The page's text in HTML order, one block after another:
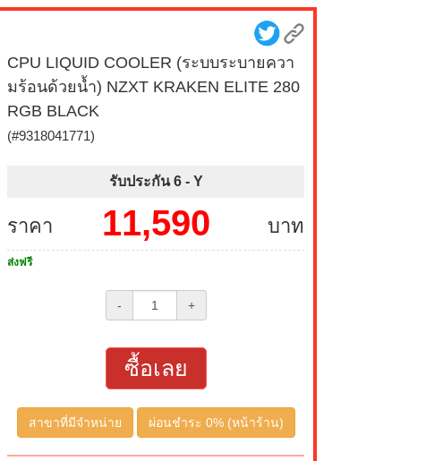
CPU LIQUID COOLER (ระบบระบายควา
มร้อนด้วยน้ำ) NZXT KRAKEN ELITE 280
RGB BLACK
(#9318041771)
รับประกัน 6 - Y
ราคา บาท
11,590
ส่งฟรี
- +
ซื้อเลย
สาขาที่มีจำหน่าย ผ่อนชำระ 0% (หน้าร้าน)